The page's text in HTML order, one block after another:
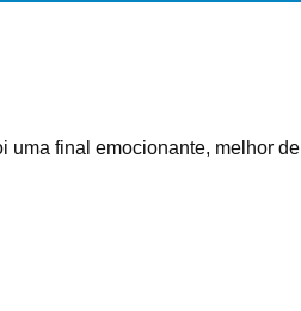
uma final emocionante, melhor de